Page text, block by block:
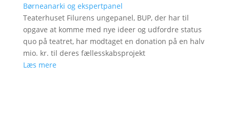
Børneanarki og ekspertpanel
Teaterhuset Filurens ungepanel, BUP, der har til
opgave at komme med nye ideer og udfordre status
quo på teatret, har modtaget en donation på en halv
mio. kr. til deres fællesskabsprojekt
Læs mere